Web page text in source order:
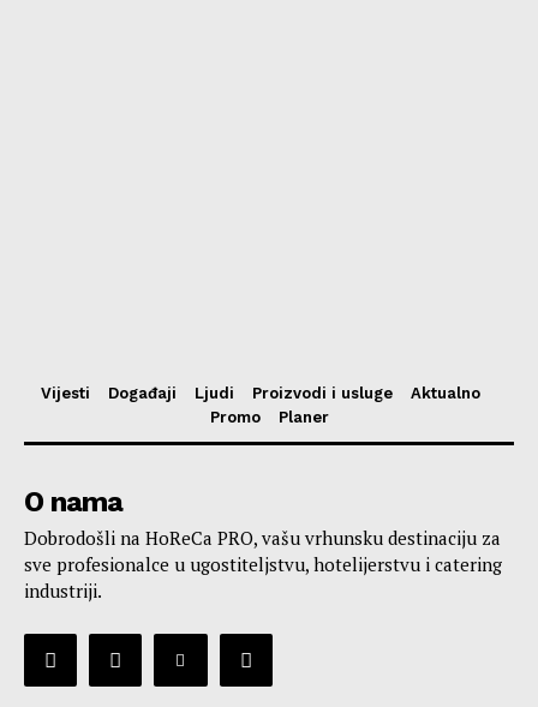
Vijesti Događaji Ljudi Proizvodi i usluge
Aktualno
Promo
Planer
O nama
Dobrodošli na HoReCa PRO, vašu vrhunsku destinaciju za
sve profesionalce u ugostiteljstvu, hotelijerstvu i catering
industriji.